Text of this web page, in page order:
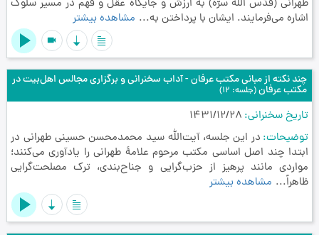
videocam
طهرانی (قدّس الله سرّه) به ارزش و جایگاه عقل و فهم در مسیر سلوک
اشاره می‌فرمایند. ایشان با پرداختن به... مشاهده بیشتر
چند نکته از مبانی مکتب عرفان - آداب سخنرانی و برگزاری مجالس اهل‌بیت در
مکتب عرفان(جلسه: 12)
تاریخ سخنرانی 1431/12/28
توضیحات در این جلسه، آیت‌الله سید محمدمحسن حسینی طهرانی در
ابتدا چند اصل اساسی مکتب مرحوم علامۀ طهرانی را یادآوری می‌کنند؛
مواردی مانند پرهیز از حزب‌گرایی و جناح‌بندی، ترک مصلحت‌گرایی
ظاهراً... مشاهده بیشتر